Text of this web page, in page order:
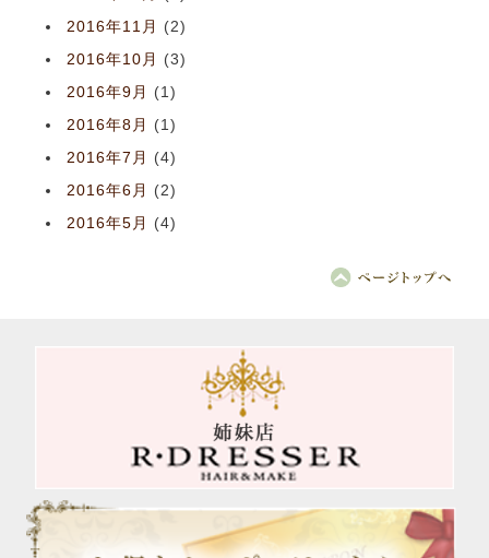
2016年11月
(2)
2016年10月
(3)
2016年9月
(1)
2016年8月
(1)
2016年7月
(4)
2016年6月
(2)
2016年5月
(4)